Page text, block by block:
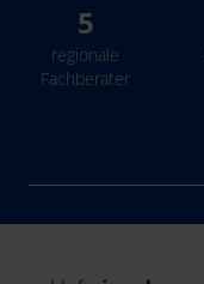
5
regionale
Fachberater